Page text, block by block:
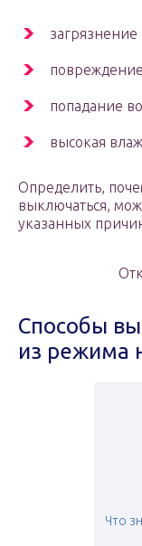
загрязнение
попадание
высокая
Определить,
выключаться,
указанных
Способы
из режима
Что